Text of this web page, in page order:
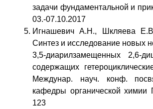
задачи фундаментальной и
03.-07.10.2017
Игнашевич А.Н., Шкляева
Синтез и исследование новых
3,5-диарилзамещенных 2,6-
содержащих
Междунар. науч. конф.
кафедры органической
123